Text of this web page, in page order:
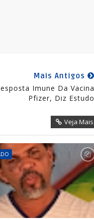
Mais Antigos
Imune Da Vacina
Pfizer, Diz Estudo
Veja Mais